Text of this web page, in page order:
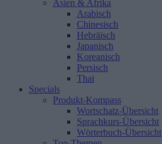
Asien & Afrika
Arabisch
Chinesisch
Hebräisch
Japanisch
Koreanisch
Persisch
Thai
Specials
Produkt-Kompass
Wortschatz-Übersicht
Sprachkurs-Übersicht
Wörterbuch-Übersicht